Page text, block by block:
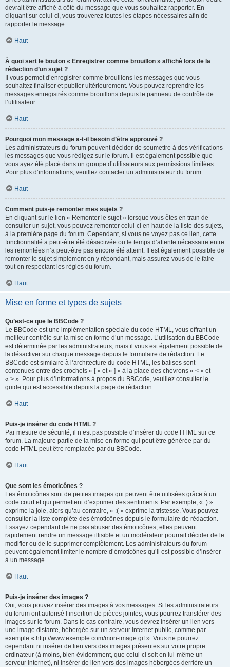
devrait être affiché à côté du message que vous souhaitez rapporter. En
cliquant sur celui-ci, vous trouverez toutes les étapes nécessaires afin de
rapporter le message.
Haut
À quoi sert le bouton « Enregistrer comme brouillon » affiché lors de la
rédaction d’un sujet ?
Il vous permet d’enregistrer comme brouillons les messages que vous
souhaitez finaliser et publier ultérieurement. Vous pouvez reprendre les
messages enregistrés comme brouillons depuis le panneau de contrôle de
l’utilisateur.
Haut
Pourquoi mon message a-t-il besoin d’être approuvé ?
Les administrateurs du forum peuvent décider de soumettre à des vérifications
les messages que vous rédigez sur le forum. Il est également possible que
vous ayez été placé dans un groupe d’utilisateurs aux permissions limitées.
Pour plus d’informations, veuillez contacter un administrateur du forum.
Haut
Comment puis-je remonter mes sujets ?
En cliquant sur le lien « Remonter le sujet » lorsque vous êtes en train de
consulter un sujet, vous pouvez remonter celui-ci en haut de la liste des sujets,
à la première page du forum. Cependant, si vous ne voyez pas ce lien, cette
fonctionnalité a peut-être été désactivée ou le temps d’attente nécessaire entre
les remontées n’a peut-être pas encore été atteint. Il est également possible de
remonter le sujet simplement en y répondant, mais assurez-vous de le faire
tout en respectant les règles du forum.
Haut
Mise en forme et types de sujets
Qu’est-ce que le BBCode ?
Le BBCode est une implémentation spéciale du code HTML, vous offrant un
meilleur contrôle sur la mise en forme d’un message. L’utilisation du BBCode
est déterminée par les administrateurs, mais il vous est également possible de
la désactiver sur chaque message depuis le formulaire de rédaction. Le
BBCode est similaire à l’architecture du code HTML, les balises sont
contenues entre des crochets « [ » et « ] » à la place des chevrons « < » et
« > ». Pour plus d’informations à propos du BBCode, veuillez consulter le
guide qui est accessible depuis la page de rédaction.
Haut
Puis-je insérer du code HTML ?
Par mesure de sécurité, il n’est pas possible d’insérer du code HTML sur ce
forum. La majeure partie de la mise en forme qui peut être générée par du
code HTML peut être remplacée par du BBCode.
Haut
Que sont les émoticônes ?
Les émoticônes sont de petites images qui peuvent être utilisées grâce à un
code court et qui permettent d’exprimer des sentiments. Par exemple, « :) »
exprime la joie, alors qu’au contraire, « :( » exprime la tristesse. Vous pouvez
consulter la liste complète des émoticônes depuis le formulaire de rédaction.
Essayez cependant de ne pas abuser des émoticônes, elles peuvent
rapidement rendre un message illisible et un modérateur pourrait décider de le
modifier ou de le supprimer complètement. Les administrateurs du forum
peuvent également limiter le nombre d’émoticônes qu’il est possible d’insérer
à un message.
Haut
Puis-je insérer des images ?
Oui, vous pouvez insérer des images à vos messages. Si les administrateurs
du forum ont autorisé l’insertion de pièces jointes, vous pourrez transférer des
images sur le forum. Dans le cas contraire, vous devrez insérer un lien vers
une image distante, hébergée sur un serveur internet public, comme par
exemple « http://www.exemple.com/mon-image.gif ». Vous ne pourrez
cependant ni insérer de lien vers des images présentes sur votre propre
ordinateur (à moins, bien évidemment, que celui-ci soit en lui-même un
serveur internet), ni insérer de lien vers des images hébergées derrière un